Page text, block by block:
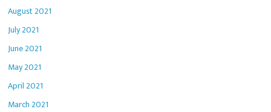
August 2021
July 2021
June 2021
May 2021
April 2021
March 2021